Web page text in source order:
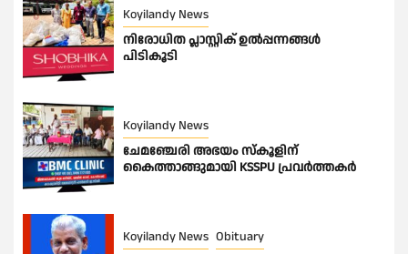
Koyilandy News
നിരോധിത പ്ലാസ്റ്റിക് ഉൽപ്പന്നങ്ങൾ
പിടികൂടി
Koyilandy News
ചേമഞ്ചേരി അഭയം സ്കൂളിന്
കൈത്താങ്ങുമായി KSSPU പ്രവർത്തകർ
Koyilandy News Obituary